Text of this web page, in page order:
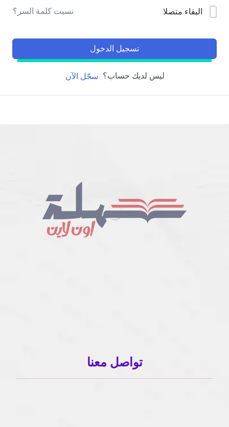
البقاء متصلا نسيت كلمة السر؟
تسجيل الدخول
ليس لديك حساب؟ سجّل الآن
تواصل معنا